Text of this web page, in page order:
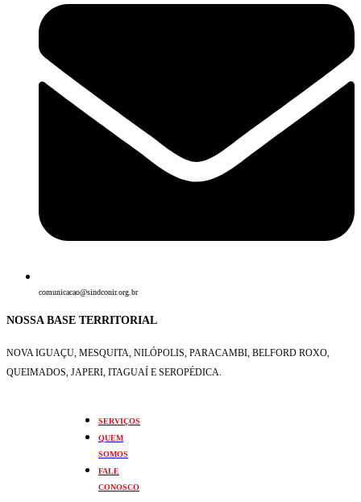
comunicacao@sindconir.org.br
NOSSA BASE TERRITORIAL
NOVA IGUAÇU, MESQUITA, NILÓPOLIS, PARACAMBI, BELFORD ROXO,
QUEIMADOS, JAPERI, ITAGUAÍ E SEROPÉDICA.
SERVIÇOS
QUEM
SOMOS
FALE
CONOSCO